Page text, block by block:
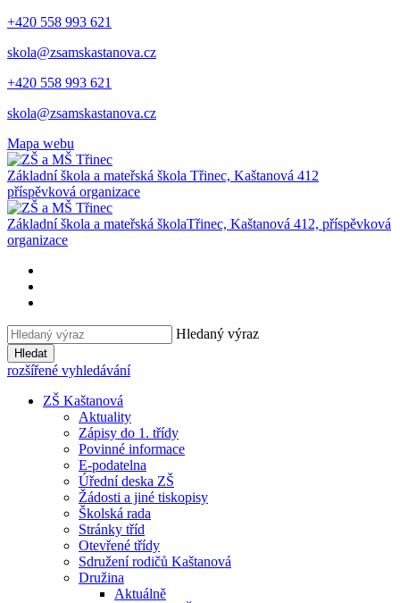
+420 558 993 621
skola@zsamskastanova.cz
+420 558 993 621
skola@zsamskastanova.cz
Mapa webu
Základní škola a mateřská škola Třinec, Kaštanová 412
příspěvková organizace
Základní škola a mateřská školaTřinec, Kaštanová 412, příspěvková
organizace
Hledaný výraz
Hledat
rozšířené vyhledávání
ZŠ Kaštanová
Aktuality
Zápisy do 1. třídy
Povinné informace
E-podatelna
Úřední deska ZŠ
Žádosti a jiné tiskopisy
Školská rada
Stránky tříd
Otevřené třídy
Sdružení rodičů Kaštanová
Družina
Aktuálně